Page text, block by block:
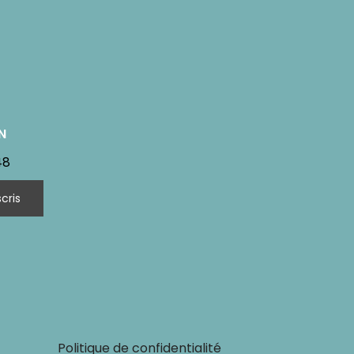
Politique de confidentialité